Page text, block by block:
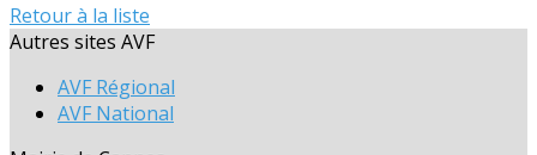
Retour à la liste
Autres sites AVF
AVF Régional
AVF National